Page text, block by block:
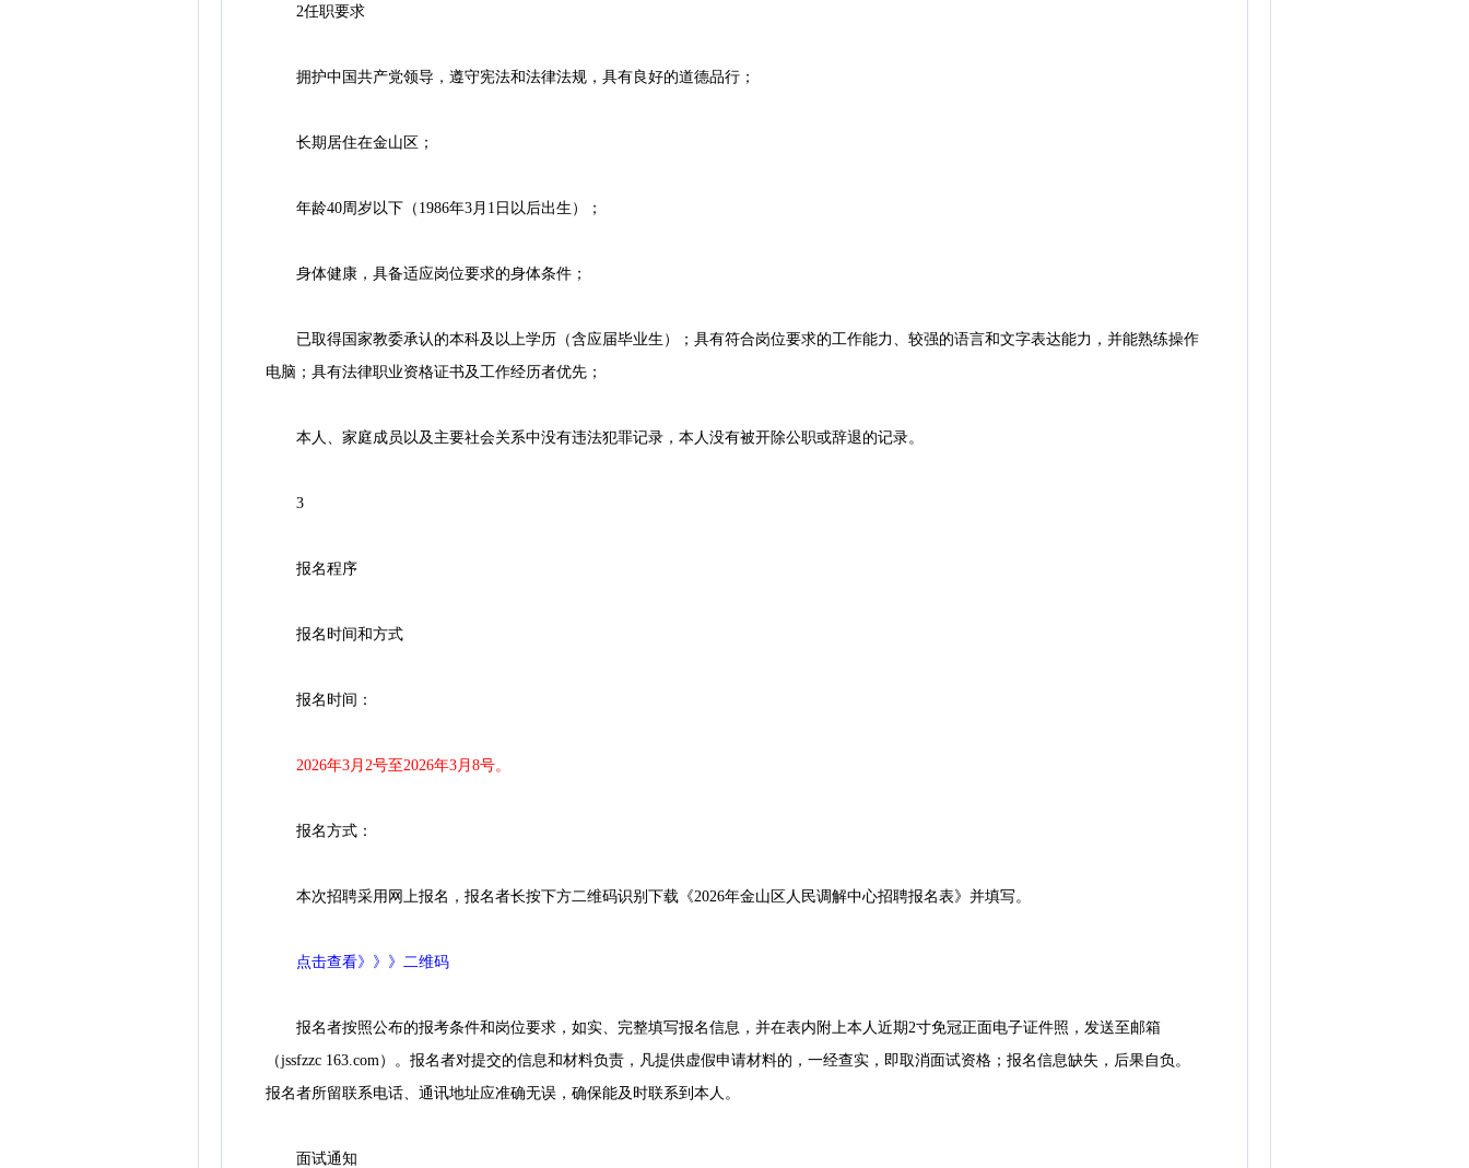
2任职要求
拥护中国共产党领导，遵守宪法和法律法规，具有良好的道德品行；
长期居住在金山区；
年龄40周岁以下（1986年3月1日以后出生）；
身体健康，具备适应岗位要求的身体条件；
已取得国家教委承认的本科及以上学历（含应届毕业生）；具有符合岗位要求的工作能力、较强的语言和文字表达能力，并能熟练操作
电脑；具有法律职业资格证书及工作经历者优先；
本人、家庭成员以及主要社会关系中没有违法犯罪记录，本人没有被开除公职或辞退的记录。
3
报名程序
报名时间和方式
报名时间：
2026年3月2号至2026年3月8号。
报名方式：
本次招聘采用网上报名，报名者长按下方二维码识别下载《2026年金山区人民调解中心招聘报名表》并填写。
点击查看》》》二维码
报名者按照公布的报考条件和岗位要求，如实、完整填写报名信息，并在表内附上本人近期2寸免冠正面电子证件照，发送至邮箱
（jssfzzc 163.com）。报名者对提交的信息和材料负责，凡提供虚假申请材料的，一经查实，即取消面试资格；报名信息缺失，后果自负。
报名者所留联系电话、通讯地址应准确无误，确保能及时联系到本人。
面试通知